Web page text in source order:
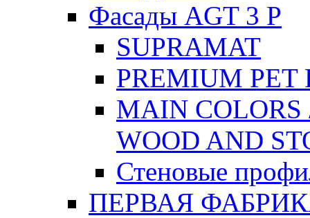
Фасады AGT 3 P
SUPRAMAT
PREMIUM PET
MAIN COLORS
WOOD AND
Стеновые
ПЕРВАЯ